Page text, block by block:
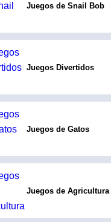
Juegos de Snail Bob
Juegos Divertidos
Juegos de Gatos
Juegos de Agricultura